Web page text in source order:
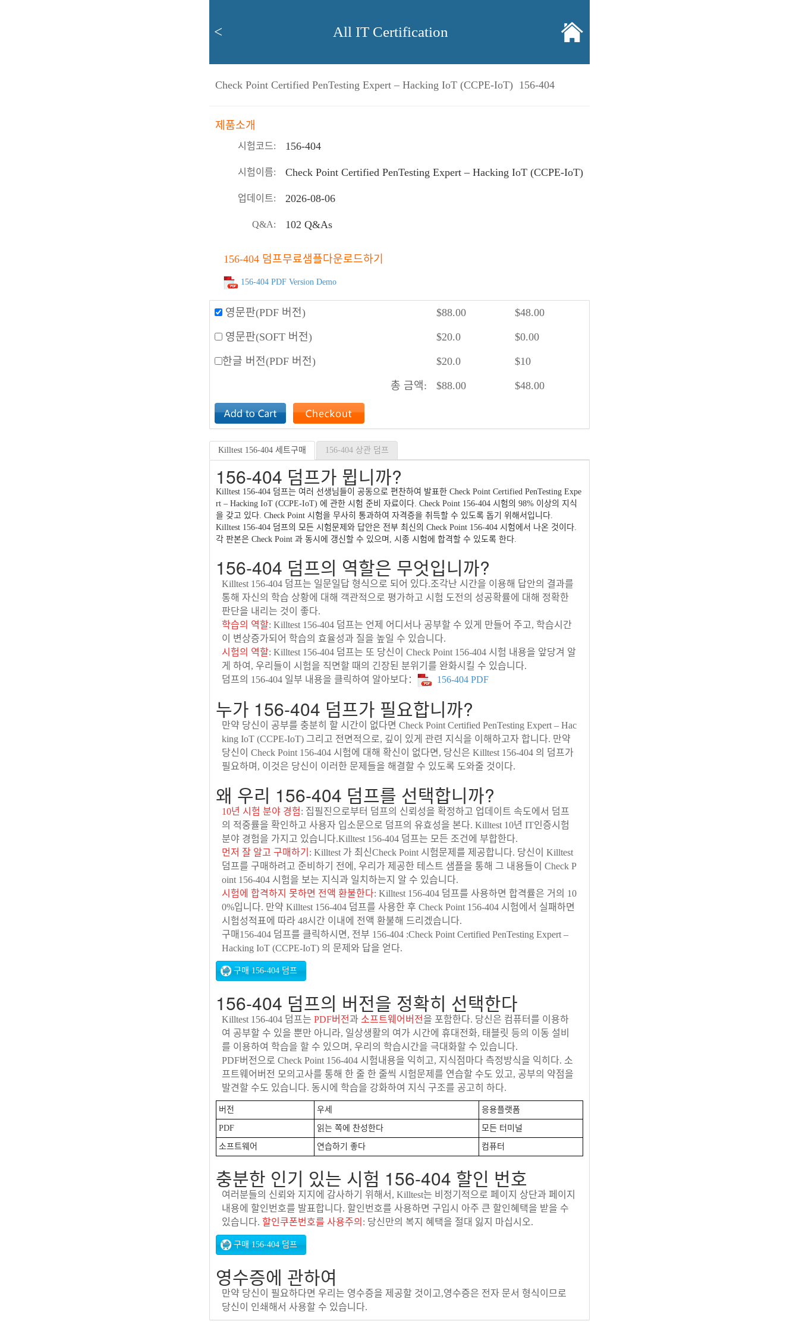
< All IT Certification
Check Point Certified PenTesting Expert – Hacking IoT (CCPE-IoT) 156-404
제품소개
시험코드: 156-404
시험이름: Check Point Certified PenTesting Expert – Hacking IoT (CCPE-IoT)
업데이트: 2026-08-06
Q&A: 102 Q&As
156-404 덤프무료샘플다운로드하기
156-404 PDF Version Demo
영문판(PDF 버전) $88.00 $48.00
영문판(SOFT 버전) $20.0 $0.00
한글 버전(PDF 버전) $20.0 $10
총 금액: $88.00 $48.00
Killtest 156-404 세트구매 156-404 상관 덤프
156-404 덤프가 뮙니까?
Killtest 156-404 덤프는 여러 선생님들이 공동으로 편찬하여 발표한 Check Point Certified PenTesting Expe
rt – Hacking IoT (CCPE-IoT) 에 관한 시험 준비 자료이다. Check Point 156-404 시험의 98% 이상의 지식
을 갖고 있다. Check Point 시험을 무사히 통과하여 자격증을 취득할 수 있도록 돕기 위해서입니다.
Killtest 156-404 덤프의 모든 시험문제와 답안은 전부 최신의 Check Point 156-404 시험에서 나온 것이다.
각 판본은 Check Point 과 동시에 갱신할 수 있으며, 시종 시험에 합격할 수 있도록 한다.
156-404 덤프의 역할은 무엇입니까?
Killtest 156-404 덤프는 일문일답 형식으로 되어 있다.조각난 시간을 이용해 답안의 결과를
통해 자신의 학습 상황에 대해 객관적으로 평가하고 시험 도전의 성공확률에 대해 정확한
판단을 내리는 것이 좋다.
학습의 역할: Killtest 156-404 덤프는 언제 어디서나 공부할 수 있게 만들어 주고, 학습시간
이 변상증가되어 학습의 효율성과 질을 높일 수 있습니다.
시험의 역할: Killtest 156-404 덤프는 또 당신이 Check Point 156-404 시험 내용을 앞당겨 알
게 하여, 우리들이 시험을 직면할 때의 긴장된 분위기를 완화시킬 수 있습니다.
덤프의 156-404 일부 내용을 클릭하여 알아보다：
156-404 PDF
누가 156-404 덤프가 필요합니까?
만약 당신이 공부를 충분히 할 시간이 없다면 Check Point Certified PenTesting Expert – Hac
king IoT (CCPE-IoT) 그리고 전면적으로, 깊이 있게 관련 지식을 이해하고자 합니다. 만약
당신이 Check Point 156-404 시험에 대해 확신이 없다면, 당신은 Killtest 156-404 의 덤프가
필요하며, 이것은 당신이 이러한 문제들을 해결할 수 있도록 도와줄 것이다.
왜 우리 156-404 덤프를 선택합니까?
10년 시험 분야 경험: 집필진으로부터 덤프의 신뢰성을 확정하고 업데이트 속도에서 덤프
의 적중률을 확인하고 사용자 입소문으로 덤프의 유효성을 본다. Killtest 10년 IT인증시험
분야 경험을 가지고 있습니다.Killtest 156-404 덤프는 모든 조건에 부합한다.
먼저 잘 알고 구매하기 : Killtest 가 최신Check Point 시험문제를 제공합니다. 당신이 Killtest
덤프를 구매하려고 준비하기 전에, 우리가 제공한 테스트 샘플을 통해 그 내용들이 Check P
oint 156-404 시험을 보는 지식과 일치하는지 알 수 있습니다.
시험에 합격하지 못하면 전액 환불한다: Killtest 156-404 덤프를 사용하면 합격률은 거의 10
0%입니다. 만약 Killtest 156-404 덤프를 사용한 후 Check Point 156-404 시험에서 실패하면
시험성적표에 따라 48시간 이내에 전액 환불해 드리겠습니다.
구매156-404 덤프를 클릭하시면, 전부 156-404 :Check Point Certified PenTesting Expert –
Hacking IoT (CCPE-IoT) 의 문제와 답을 얻다.
156-404 덤프의 버전을 정확히 선택한다
Killtest 156-404 덤프는 PDF버전과 소프트웨어버전을 포함한다. 당신은 컴퓨터를 이용하
여 공부할 수 있을 뿐만 아니라, 일상생활의 여가 시간에 휴대전화, 태블릿 등의 이동 설비
를 이용하여 학습을 할 수 있으며, 우리의 학습시간을 극대화할 수 있습니다.
PDF버전으로 Check Point 156-404 시험내용을 익히고, 지식점마다 측정방식을 익히다. 소
프트웨어버전 모의고사를 통해 한 줄 한 줄씩 시험문제를 연습할 수도 있고, 공부의 약점을
발견할 수도 있습니다. 동시에 학습을 강화하여 지식 구조를 공고히 하다.
버전 우세 응용플랫폼
PDF 읽는 쪽에 찬성한다 모든 터미널
소프트웨어 연습하기 좋다 컴퓨터
충분한 인기 있는 시험 156-404 할인 번호
여러분들의 신뢰와 지지에 감사하기 위해서, Killtest는 비정기적으로 페이지 상단과 페이지
내용에 할인번호를 발표합니다. 할인번호를 사용하면 구입시 아주 큰 할인혜택을 받을 수
있습니다. 할인쿠폰번호를 사용주의 : 당신만의 복지 혜택을 절대 잃지 마십시오.
영수증에 관하여
만약 당신이 필요하다면 우리는 영수증을 제공할 것이고,영수증은 전자 문서 형식이므로
당신이 인쇄해서 사용할 수 있습니다.